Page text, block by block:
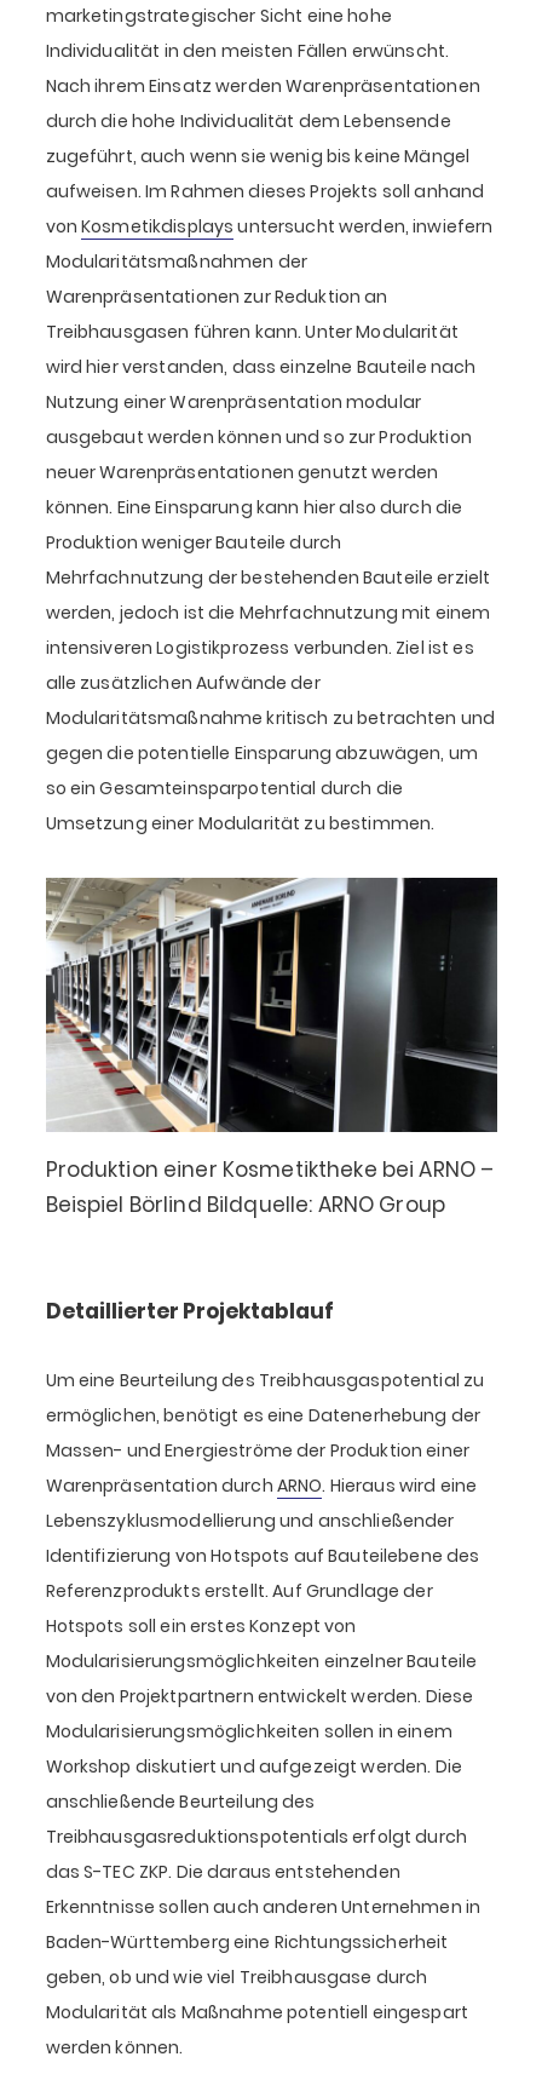
marketingstrategischer Sicht eine hohe
Individualität in den meisten Fällen erwünscht.
Nach ihrem Einsatz werden Warenpräsentationen
durch die hohe Individualität dem Lebensende
zugeführt, auch wenn sie wenig bis keine Mängel
aufweisen. Im Rahmen dieses Projekts soll anhand
vonKosmetikdisplays untersucht werden, inwiefern
Modularitätsmaßnahmen der
Warenpräsentationen zur Reduktion an
Treibhausgasen führen kann. Unter Modularität
wird hier verstanden, dass einzelne Bauteile nach
Nutzung einer Warenpräsentation modular
ausgebaut werden können und so zur Produktion
neuer Warenpräsentationen genutzt werden
können. Eine Einsparung kann hier also durch die
Produktion weniger Bauteile durch
Mehrfachnutzung der bestehenden Bauteile erzielt
werden, jedoch ist die Mehrfachnutzung mit einem
intensiveren Logistikprozess verbunden. Ziel ist es
alle zusätzlichen Aufwände der
Modularitätsmaßnahme kritisch zu betrachten und
gegen die potentielle Einsparung abzuwägen, um
so ein Gesamteinsparpotential durch die
Umsetzung einer Modularität zu bestimmen.
Produktion einer Kosmetiktheke bei ARNO –
Beispiel Börlind Bildquelle: ARNO Group
Detaillierter Projektablauf
Um eine Beurteilung des Treibhausgaspotential zu
ermöglichen, benötigt es eine Datenerhebung der
Massen- und Energieströme der Produktion einer
Warenpräsentation durch ARNO. Hieraus wird eine
Lebenszyklusmodellierung und anschließender
Identifizierung von Hotspots auf Bauteilebene des
Referenzprodukts erstellt. Auf Grundlage der
Hotspots soll ein erstes Konzept von
Modularisierungsmöglichkeiten einzelner Bauteile
von den Projektpartnern entwickelt werden. Diese
Modularisierungsmöglichkeiten sollen in einem
Workshop diskutiert und aufgezeigt werden. Die
anschließende Beurteilung des
Treibhausgasreduktionspotentials erfolgt durch
das S-TEC ZKP. Die daraus entstehenden
Erkenntnisse sollen auch anderen Unternehmen in
Baden-Württemberg eine Richtungssicherheit
geben, ob und wie viel Treibhausgase durch
Modularität als Maßnahme potentiell eingespart
werden können.